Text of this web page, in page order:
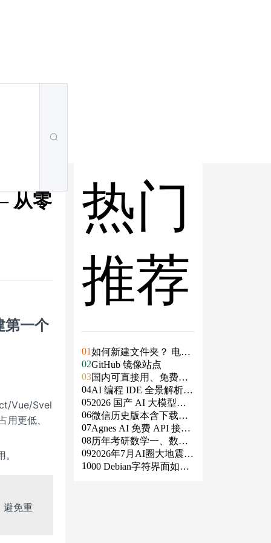
从零
一个
Vue/Svel
更低、
避免重
热门
推荐
01如何新建文件夹？ 电脑
新建文件夹的4种方法
02GitHub 镜像站点
03国内可直接用、免费额
度/永久免费的大模型AP
I清单（含 SiliconFlow、
火山、阿里、智谱、百
度、Kimi、DeepSeek、
DMXAPI 等）
04AI 编程 IDE 全景解析 2
026：Agent 全面接管开
发链路
052026 国产 AI 大模型横
评：DeepSeek、通义千
问、Kimi、文心一言、
星火、豆包谁更能打？
06微信历史版本含下载地
址（ Windows PC | 安卓
| MAC ）及设置微信不
更新
07Agnes AI 免费 API 接入
指南：文本、生图、生
视频，一套接口全免费
08历年考研数学一、数学
二、数学三真题试卷及
答案PDF
092026年7月AI圈大地震：
GPT-5.6被政府限制、Cl
1000 Debian字符界面如何